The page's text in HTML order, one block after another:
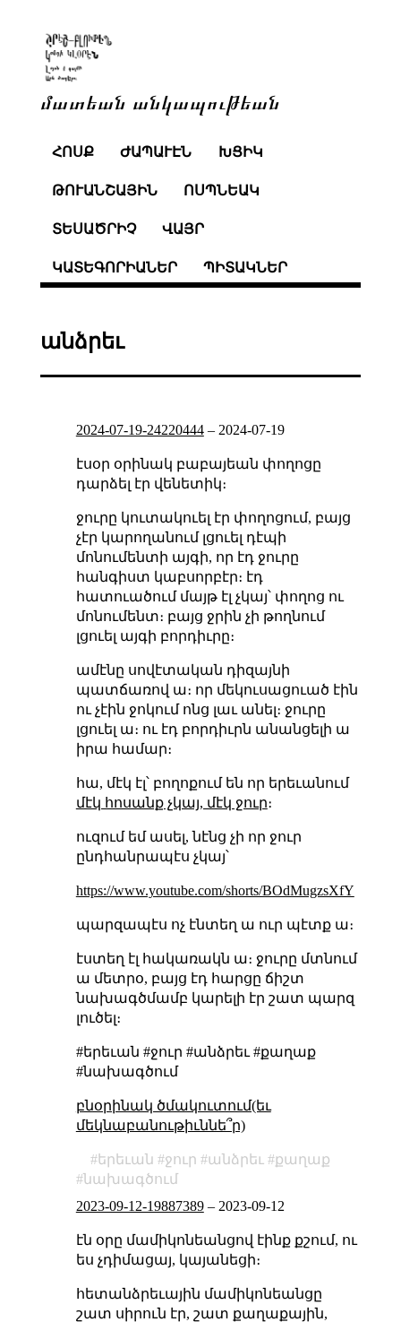
մատեան անկապութեան
ՀՈՍՔ ԺԱՊԱՒԷՆ ԽՑԻԿ
ԹՈՒԱՆՇԱՅԻՆ ՈՍՊՆԵԱԿ
ՏԵՍԱԾՐԻՉ ՎԱՅՐ
ԿԱՏԵԳՈՐԻԱՆԵՐ ՊԻՏԱԿՆԵՐ
անձրեւ
2024-07-19-24220444– 2024-07-19
էսօր օրինակ բաբայեան փողոցը
դարձել էր վենետիկ։
ջուրը կուտակուել էր փողոցում, բայց
չէր կարողանում լցուել դէպի
մոնումենտի այգի, որ էդ ջուրը
հանգիստ կաբսորբէր։ էդ
հատուածում մայթ էլ չկայ՝ փողոց ու
մոնումենտ։ բայց ջրին չի թողնում
լցուել այգի բորդիւրը։
ամէնը սովէտական դիզայնի
պատճառով ա։ որ մեկուսացուած էին
ու չէին ջոկում ոնց լաւ անել։ ջուրը
լցուել ա։ ու էդ բորդիւրն անանցելի ա
իրա համար։
հա, մէկ էլ՝ բողոքում են որ երեւանում
մէկ հոսանք չկայ, մէկ ջուր։
ուզում եմ ասել, նէնց չի որ ջուր
ընդհանրապէս չկայ՝
https://www.youtube.com/shorts/BOdMugzsXfY
պարզապէս ոչ էնտեղ ա ուր պէտք ա։
էստեղ էլ հակառակն ա։ ջուրը մտնում
ա մետրօ, բայց էդ հարցը ճիշտ
նախագծմամբ կարելի էր շատ պարզ
լուծել։
#երեւան #ջուր #անձրեւ #քաղաք
#նախագծում
բնօրինակ ծմակուտում(եւ
մեկնաբանութիւննե՞ր)
երեւան ջուր անձրեւ
քաղաք
նախագծում
2023-09-12-19887389– 2023-09-12
էն օրը մամիկոնեանցով էինք քշում, ու
ես չդիմացայ, կայանեցի։
հետանձրեւային մամիկոնեանցը
շատ սիրուն էր, շատ քաղաքային,